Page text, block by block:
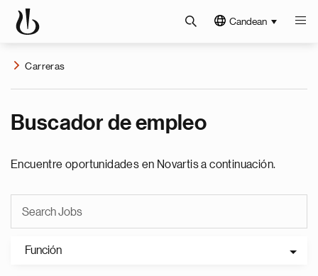
Candean
Carreras
Buscador de empleo
Encuentre oportunidades en Novartis a continuación.
Función